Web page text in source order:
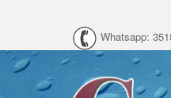
Whatsapp: